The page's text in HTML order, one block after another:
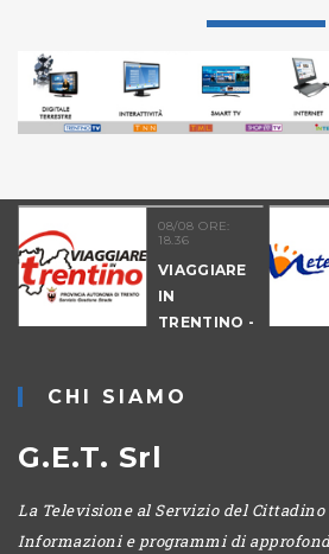
08/08 ORE:
18.36
VIAGGIARE
IN
TRENTINO -
CHI SIAMO
G.E.T. Srl
La Televisione al Servizio del Cittadino
Informazioni e programmi di